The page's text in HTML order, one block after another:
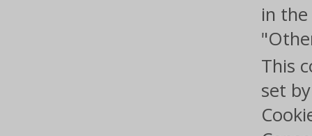
in
This
set